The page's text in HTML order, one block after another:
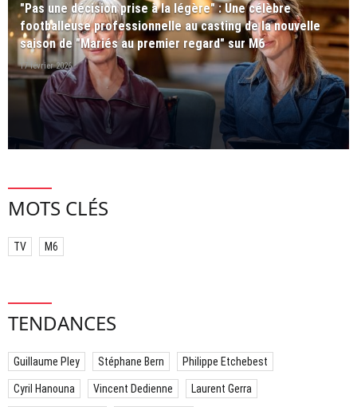
"Pas une décision prise à la légère" : Une célèbre
footballeuse professionnelle au casting de la nouvelle
saison de "Mariés au premier regard" sur M6
17 février 2026
MOTS CLÉS
TV M6
TENDANCES
Guillaume Pley Stéphane Bern Philippe Etchebest
Cyril Hanouna Vincent Dedienne Laurent Gerra